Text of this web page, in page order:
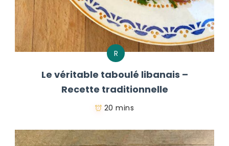
R
Le véritable taboulé libanais –
Recette traditionnelle
20 mins